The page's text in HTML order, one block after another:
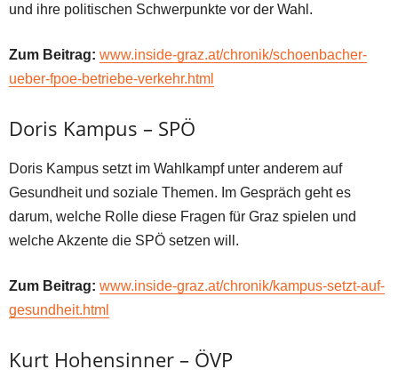
und ihre politischen Schwerpunkte vor der Wahl.
Zum Beitrag: www.inside-graz.at/chronik/schoenbacher-
ueber-fpoe-betriebe-verkehr.html
Doris Kampus – SPÖ
Doris Kampus setzt im Wahlkampf unter anderem auf
Gesundheit und soziale Themen. Im Gespräch geht es
darum, welche Rolle diese Fragen für Graz spielen und
welche Akzente die SPÖ setzen will.
Zum Beitrag: www.inside-graz.at/chronik/kampus-setzt-auf-
gesundheit.html
Kurt Hohensinner – ÖVP